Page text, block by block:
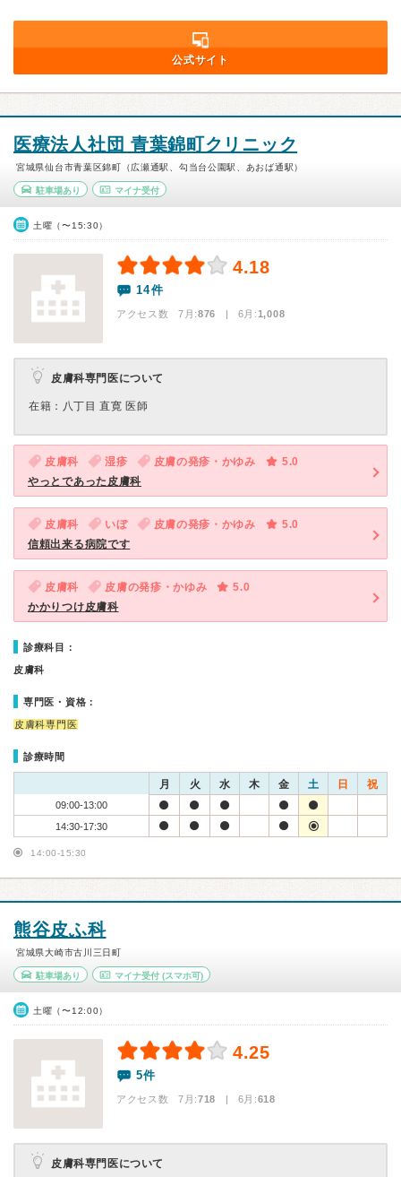
公式サイト
医療法人社団 青葉錦町クリニック
宮城県仙台市青葉区錦町（広瀬通駅、勾当台公園駅、あおば通駅）
駐車場あり マイナ受付
土曜（〜15:30）
4.18
14件
アクセス数 7月:876 | 6月:1,008
皮膚科専門医について
在籍：八丁目 直寛 医師
皮膚科 湿疹 皮膚の発疹・かゆみ
5.0
やっとであった皮膚科
皮膚科 いぼ 皮膚の発疹・かゆみ
5.0
信頼出来る病院です
皮膚科 皮膚の発疹・かゆみ
5.0
かかりつけ皮膚科
診療科目：
皮膚科
専門医・資格：
皮膚科専門医
診療時間
月 火 水 木 金 土 日 祝
09:00-13:00
14:30-17:30
14:00-15:30
熊谷皮ふ科
宮城県大崎市古川三日町
駐車場あり マイナ受付(スマホ可)
土曜（〜12:00）
4.25
5件
アクセス数 7月:718 | 6月:618
皮膚科専門医について